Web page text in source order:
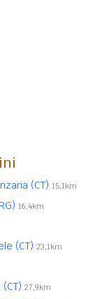
(CT) 15,1km
16,4km
(CT) 23,1km
27,9km